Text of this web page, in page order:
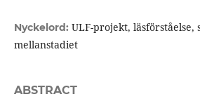
Nyckelord: ULF-projekt,
mellanstadiet
ABSTRACT